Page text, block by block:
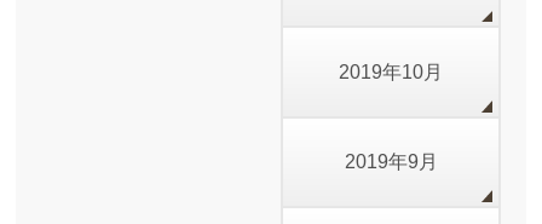
2019年10月
2019年9月